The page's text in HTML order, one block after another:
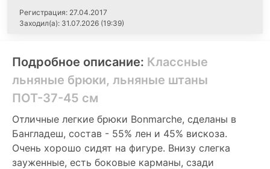
Регистрация: 27.04.2017
Заходил(а): 31.07.2026 (19:39)
Подробное описание: Классные
льняные брюки, льняные штаны
ПОТ-37-45 см
Отличные легкие брюки Bonmarche, сделаны в
Бангладеш, состав - 55% лен и 45% вискоза.
Очень хорошо сидят на фигуре. Внизу слегка
зауженные, есть боковые карманы, сзади